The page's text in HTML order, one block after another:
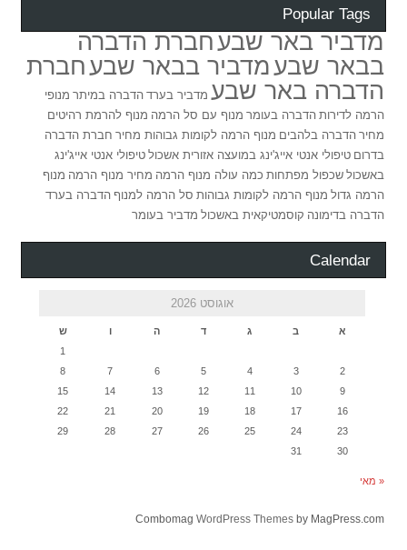
Popular Tags
מדביר באר שבעחברת הדברה
בבאר שבעמדביר בבאר שבעחברת
הדברה באר שבע מדביר בערד הדברה במיתר מנופי
הרמה לדירות הדברה בעומר מנוף עם סל הרמה מנוף להרמת רהיטים
מחיר הדברה בלהבים מנוף הרמה לקומות גבוהות מחיר חברת הדברה
בדרום טיפולי אנטי אייג'ינג במועצה אזורית אשכול טיפולי אנטי אייג'ינג
באשכול שכפול מפתחות כמה עולה מנוף הרמה מחיר מנוף הרמה מנוף
הרמה גדול מנוף הרמה לקומות גבוהות סל הרמה למנוף הדברה בערד
הדברה בדימונה קוסמטיקאית באשכול מדביר בעומר
Calendar
אוגוסט 2026
א ב ג ד ה ו
ש
1
2
3
4
5
6
7
8
9
10
11
12
13
14
15
16
17
18
19
20
21
22
23
24
25
26
27
28
29
30
31
« מאי
Combomag WordPress Themesby MagPress.com